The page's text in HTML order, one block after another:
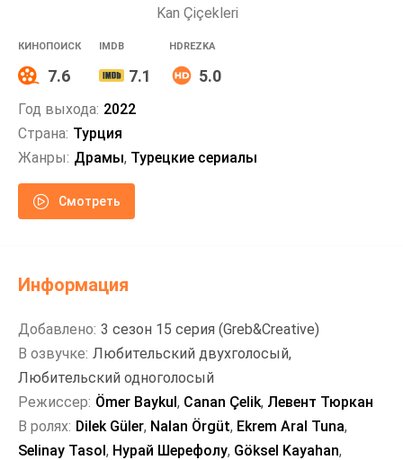
Kan Çiçekleri
КИНОПОИСК
7.6
IMDB
7.1
HDREZKA
5.0
Год выхода: 2022
Страна: Турция
Жанры: Драмы, Турецкие сериалы
Смотреть
Информация
Добавлено: 3 сезон 15 серия (Greb&Creative)
В озвучке: Любительский двухголосый,
Любительский одноголосый
Режиссер: Ömer Baykul, Canan Çelik, Левент Тюркан
В ролях: Dilek Güler, Nalan Örgüt, Ekrem Aral Tuna,
Selinay Tasol, Нурай Шерефолу, Göksel Kayahan,